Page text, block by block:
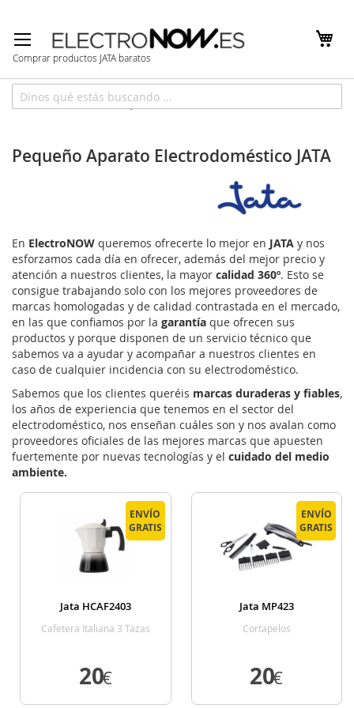
al
contenido
Comprar productos JATA baratos
Inicio Marcas JATA
Pequeño Aparato Electrodoméstico JATA
En ElectroNOW queremos ofrecerte lo mejor en JATA y nos
esforzamos cada día en ofrecer, además del mejor precio y
atención a nuestros clientes, la mayor calidad 360º. Esto se
consigue trabajando solo con los mejores proveedores de
marcas homologadas y de calidad contrastada en el mercado,
en las que confiamos por la garantía que ofrecen sus
productos y porque disponen de un servicio técnico que
sabemos va a ayudar y acompañar a nuestros clientes en
caso de cualquier incidencia con su electrodoméstico.
Sabemos que los clientes queréis marcas duraderas y fiables,
los años de experiencia que tenemos en el sector del
electrodoméstico, nos enseñan cuáles son y nos avalan como
proveedores oficiales de las mejores marcas que apuesten
fuertemente por nuevas tecnologías y el cuidado del medio
ambiente.
ENVÍO
GRATIS
Jata HCAF2403
Cafetera Italiana 3 Tazas
20
€
ENVÍO
GRATIS
Jata MP423
Cortapelos
20
€